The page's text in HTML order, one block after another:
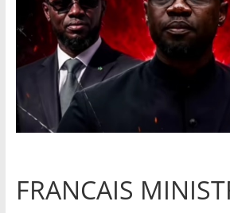
FRANCAIS